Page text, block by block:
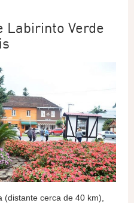
Labirinto Verde
cerca de 40 km),